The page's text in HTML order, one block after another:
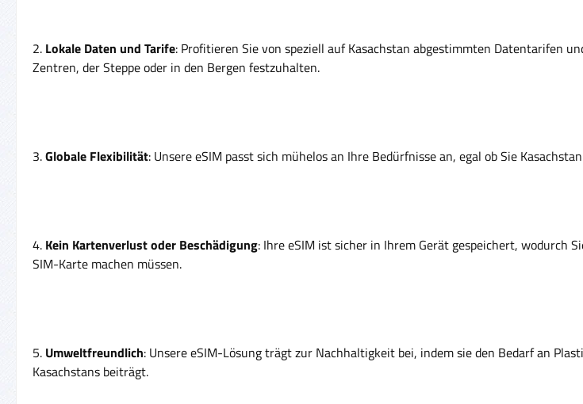
2. Lokale Daten und Tarife: Profitieren Sie von speziell auf Kasachstan abgestimmten Datentarifen
Zentren, der Steppe oder in den Bergen festzuhalten.
3.Globale Flexibilität: Unsere eSIM passt sich mühelos an Ihre Bedürfnisse an, egal ob Sie
4. Kein Kartenverlust oder Beschädigung: Ihre eSIM ist sicher in Ihrem Gerät gespeichert, wodurch
SIM-Karte machen müssen.
5. Umweltfreundlich: Unsere eSIM-Lösung trägt zur Nachhaltigkeit bei, indem sie den Bedarf an
Kasachstans beiträgt.